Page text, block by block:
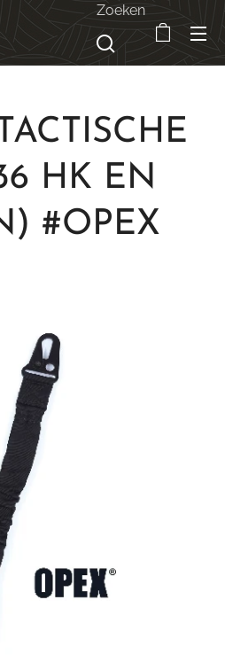
Zoeken
HK EN
#OPEX